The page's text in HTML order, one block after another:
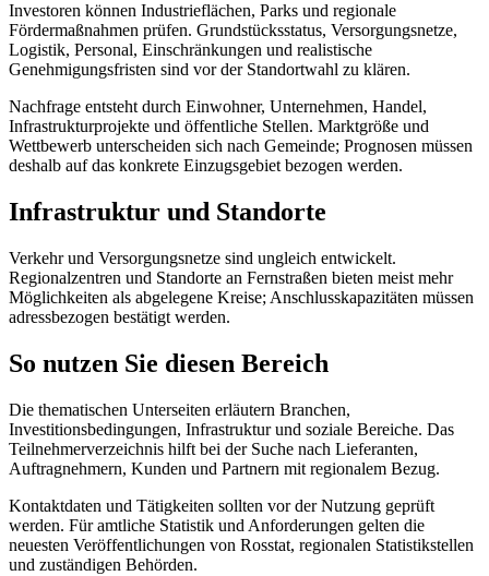
Investoren können Industrieflächen, Parks und regionale
Fördermaßnahmen prüfen. Grundstücksstatus, Versorgungsnetze,
Logistik, Personal, Einschränkungen und realistische
Genehmigungsfristen sind vor der Standortwahl zu klären.
Nachfrage entsteht durch Einwohner, Unternehmen, Handel,
Infrastrukturprojekte und öffentliche Stellen. Marktgröße und
Wettbewerb unterscheiden sich nach Gemeinde; Prognosen müssen
deshalb auf das konkrete Einzugsgebiet bezogen werden.
Infrastruktur und Standorte
Verkehr und Versorgungsnetze sind ungleich entwickelt.
Regionalzentren und Standorte an Fernstraßen bieten meist mehr
Möglichkeiten als abgelegene Kreise; Anschlusskapazitäten müssen
adressbezogen bestätigt werden.
So nutzen Sie diesen Bereich
Die thematischen Unterseiten erläutern Branchen,
Investitionsbedingungen, Infrastruktur und soziale Bereiche. Das
Teilnehmerverzeichnis hilft bei der Suche nach Lieferanten,
Auftragnehmern, Kunden und Partnern mit regionalem Bezug.
Kontaktdaten und Tätigkeiten sollten vor der Nutzung geprüft
werden. Für amtliche Statistik und Anforderungen gelten die
neuesten Veröffentlichungen von Rosstat, regionalen Statistikstellen
und zuständigen Behörden.